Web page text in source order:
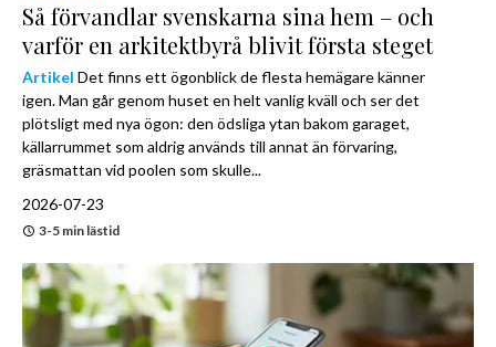
Så förvandlar svenskarna sina hem – och
varför en arkitektbyrå blivit första steget
Artikel Det finns ett ögonblick de flesta hemägare känner
igen. Man går genom huset en helt vanlig kväll och ser det
plötsligt med nya ögon: den ödsliga ytan bakom garaget,
källarrummet som aldrig används till annat än förvaring,
gräsmattan vid poolen som skulle...
2026-07-23
3-5 min lästid